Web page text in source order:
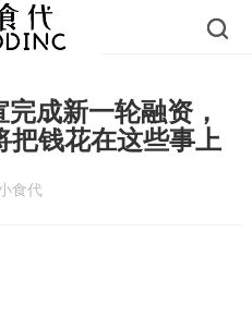
成新一轮融资，
把钱花在这些事上
食代